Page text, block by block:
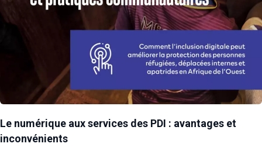
Le numérique aux services des PDI : avantages et
inconvénients